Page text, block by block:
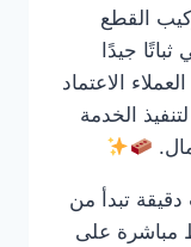
القطع
جيدًا
الاعتماد
لتنفيذ الخدمة
تبدأ من
مباشرة على